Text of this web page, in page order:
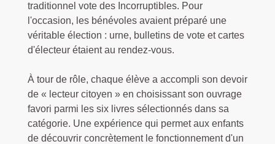
traditionnel vote des Incorruptibles. Pour
l'occasion, les bénévoles avaient préparé une
véritable élection : urne, bulletins de vote et cartes
d'électeur étaient au rendez-vous.
À tour de rôle, chaque élève a accompli son devoir
de « lecteur citoyen » en choisissant son ouvrage
favori parmi les six livres sélectionnés dans sa
catégorie. Une expérience qui permet aux enfants
de découvrir concrètement le fonctionnement d'un